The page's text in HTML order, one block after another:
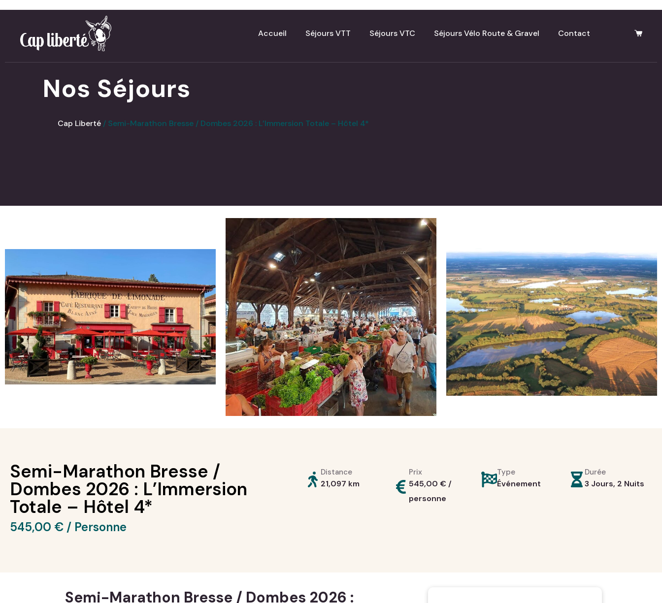
Accueil Séjours VTT Séjours VTC Séjours Vélo Route & Gravel Contact
Nos Séjours
Cap Liberté Semi-Marathon Bresse / Dombes 2026 : L’Immersion Totale – Hôtel 4*
Semi-Marathon Bresse /
Dombes 2026 : L’Immersion
Totale – Hôtel 4*
545,00 €
Distance
21,097 km
Prix
545,00€ /
personne
Type
Événement
Durée
3 Jours, 2 Nuits
Semi-Marathon Bresse / Dombes 2026 :